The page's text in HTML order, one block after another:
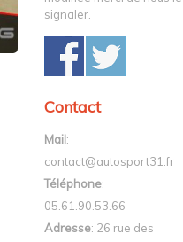
signaler.
Contact
Mail:
contact@autosport31.fr
Téléphone:
05.61.90.53.66
Adresse: 26 rue des